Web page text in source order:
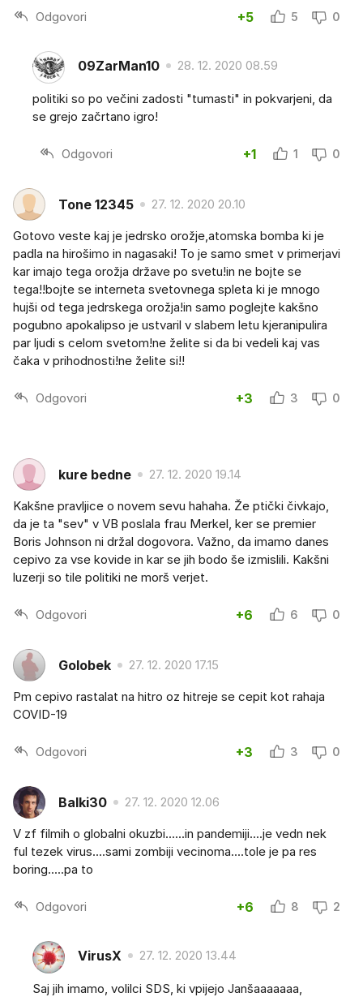
Odgovori +5 5 0
09ZarMan10 28. 12. 2020 08.59
politiki so po večini zadosti "tumasti" in pokvarjeni, da
se grejo začrtano igro!
Odgovori +1 1 0
Tone 12345 27. 12. 2020 20.10
Gotovo veste kaj je jedrsko orožje,atomska bomba ki je
padla na hirošimo in nagasaki! To je samo smet v primerjavi
kar imajo tega orožja države po svetu!in ne bojte se
tega!!bojte se interneta svetovnega spleta ki je mnogo
hujši od tega jedrskega orožja!in samo poglejte kakšno
pogubno apokalipso je ustvaril v slabem letu kjeranipulira
par ljudi s celom svetom!ne želite si da bi vedeli kaj vas
čaka v prihodnosti!ne želite si!!
Odgovori +3 3 0
kure bedne 27. 12. 2020 19.14
Kakšne pravljice o novem sevu hahaha. Že ptički čivkajo,
da je ta "sev" v VB poslala frau Merkel, ker se premier
Boris Johnson ni držal dogovora. Važno, da imamo danes
cepivo za vse kovide in kar se jih bodo še izmislili. Kakšni
luzerji so tile politiki ne morš verjet.
Odgovori +6 6 0
Golobek 27. 12. 2020 17.15
Pm cepivo rastalat na hitro oz hitreje se cepit kot rahaja
COVID-19
Odgovori +3 3 0
Balki30 27. 12. 2020 12.06
V zf filmih o globalni okuzbi......in pandemiji....je vedn nek
ful tezek virus....sami zombiji vecinoma....tole je pa res
boring.....pa to
Odgovori +6 8 2
VirusX 27. 12. 2020 13.44
Saj jih imamo, volilci SDS, ki vpijejo Janšaaaaaaa,